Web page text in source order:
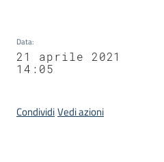
Data:
21 aprile 2021
14:05
CondividiVedi azioni